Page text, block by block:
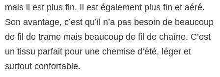
mais il est plus fin. Il est également plus fin et aéré.
Son avantage, c’est qu’il n’a pas besoin de beaucoup
de fil de trame mais beaucoup de fil de chaîne. C’est
un tissu parfait pour une chemise d’été, léger et
surtout confortable.